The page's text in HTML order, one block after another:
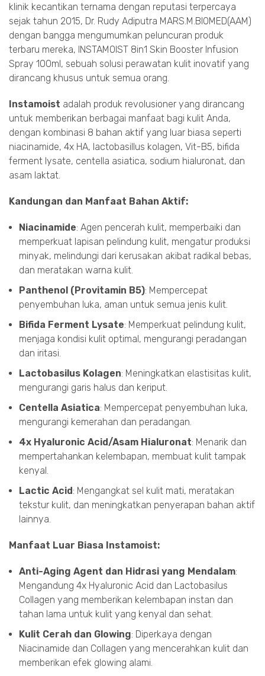
klinik kecantikan ternama dengan reputasi terpercaya
sejak tahun 2015, Dr. Rudy Adiputra MARS.M.BIOMED(AAM)
dengan bangga mengumumkan peluncuran produk
terbaru mereka, INSTAMOIST 8in1 Skin Booster Infusion
Spray 100ml, sebuah solusi perawatan kulit inovatif yang
dirancang khusus untuk semua orang.
Instamoist adalah produk revolusioner yang dirancang
untuk memberikan berbagai manfaat bagi kulit Anda,
dengan kombinasi 8 bahan aktif yang luar biasa seperti
niacinamide, 4x HA, lactobasillus kolagen, Vit-B5, bifida
ferment lysate, centella asiatica, sodium hialuronat, dan
asam laktat.
Kandungan dan Manfaat Bahan Aktif:
Niacinamide: Agen pencerah kulit, memperbaiki dan
memperkuat lapisan pelindung kulit, mengatur produksi
minyak, melindungi dari kerusakan akibat radikal bebas,
dan meratakan warna kulit.
Panthenol (Provitamin B5): Mempercepat
penyembuhan luka, aman untuk semua jenis kulit.
Bifida Ferment Lysate: Memperkuat pelindung kulit,
menjaga kondisi kulit optimal, mengurangi peradangan
dan iritasi.
Lactobasilus Kolagen: Meningkatkan elastisitas kulit,
mengurangi garis halus dan keriput.
Centella Asiatica: Mempercepat penyembuhan luka,
mengurangi kemerahan dan peradangan.
4x Hyaluronic Acid/Asam Hialuronat: Menarik dan
mempertahankan kelembapan, membuat kulit tampak
kenyal.
Lactic Acid: Mengangkat sel kulit mati, meratakan
tekstur kulit, dan meningkatkan penyerapan bahan aktif
lainnya.
Manfaat Luar Biasa Instamoist:
Anti-Aging Agent dan Hidrasi yang Mendalam:
Mengandung 4x Hyaluronic Acid dan Lactobasilus
Collagen yang memberikan kelembapan instan dan
tahan lama untuk kulit yang kenyal dan sehat.
Kulit Cerah dan Glowing: Diperkaya dengan
Niacinamide dan Collagen yang mencerahkan kulit dan
memberikan efek glowing alami.